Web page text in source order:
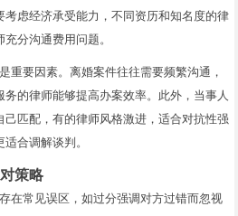
考虑经济承受能力，不同资历和知名度的律
分沟通费用问题。
重要因素。离婚案件往往需要频繁沟通，
的律师能够提高办案效率。此外，当事人
匹配，有的律师风格激进，适合对抗性强
合调解谈判。
策略
在常见误区，如过分强调对方过错而忽视